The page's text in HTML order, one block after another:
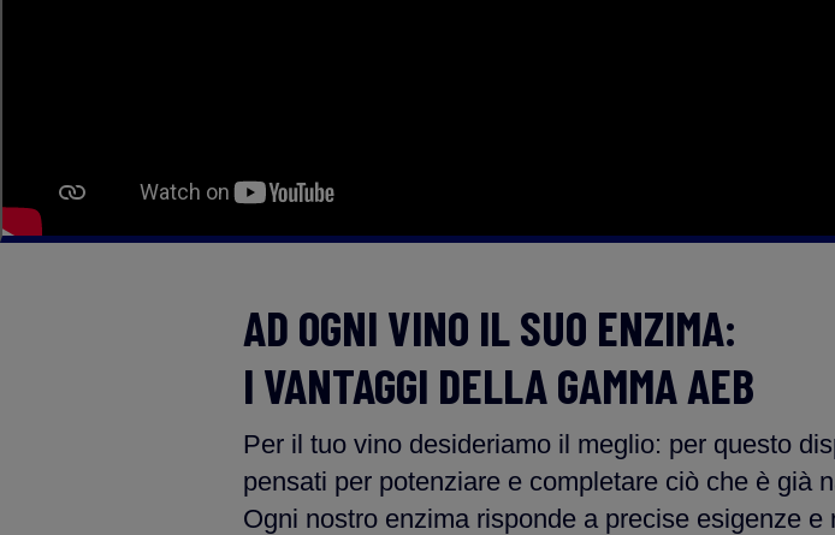
AD OGNI VINO IL SUO ENZIMA:
I VANTAGGI DELLA GAMMA AEB
Per il tuo vino desideriamo il meglio: per questo
pensati per potenziare e completare ciò che è già
Ogni nostro enzima risponde a precise esigenze